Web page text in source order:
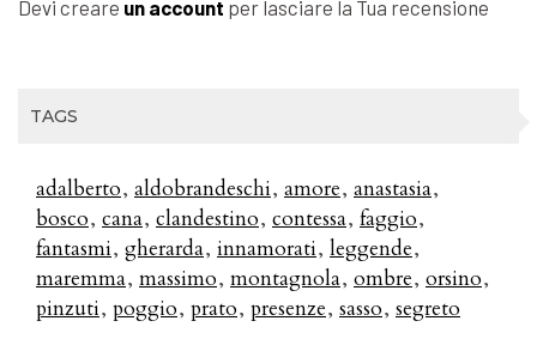
Devi creare un account per lasciare la Tua recensione
TAGS
adalberto aldobrandeschi amore anastasia
bosco cana clandestino contessa faggio
fantasmi gherarda innamorati leggende
maremma massimo montagnola ombre orsino
pinzuti poggio prato presenze sasso segreto